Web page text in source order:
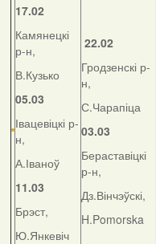
17.02
Камянецкі
р-н,
В.Кузько
05.03
Івацевіцкі р-
н,
А.Іваноў
11.03
Брэст,
Ю.Янкевіч
22.02
Гродзенскі р-
н,
С.Чарапіца
03.03
Бераставіцкі
р-н,
Дз.Вінчэўскі,
H.Pomorska